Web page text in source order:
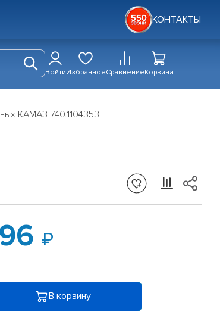
КОНТАКТЫ
ВойтиИзбранноеСравнениеКорзина
КАМАЗ 740.1104353
В корзину